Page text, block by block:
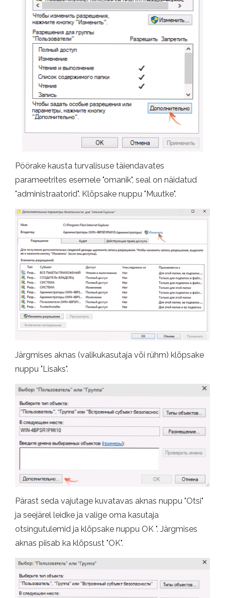
Pöörake kausta turvalisuse täiendavates
parameetrites esemele "omanik", seal on näidatud
"administraatorid". Klõpsake nuppu "Muutke".
Järgmises aknas (valikukasutaja või rühm) klõpsake
nuppu "Lisaks".
Pärast seda vajutage kuvatavas aknas nuppu "Otsi"
ja seejärel leidke ja valige oma kasutaja
otsingutulemid ja klõpsake nuppu OK ". Järgmises
aknas piisab ka klõpsust "OK".